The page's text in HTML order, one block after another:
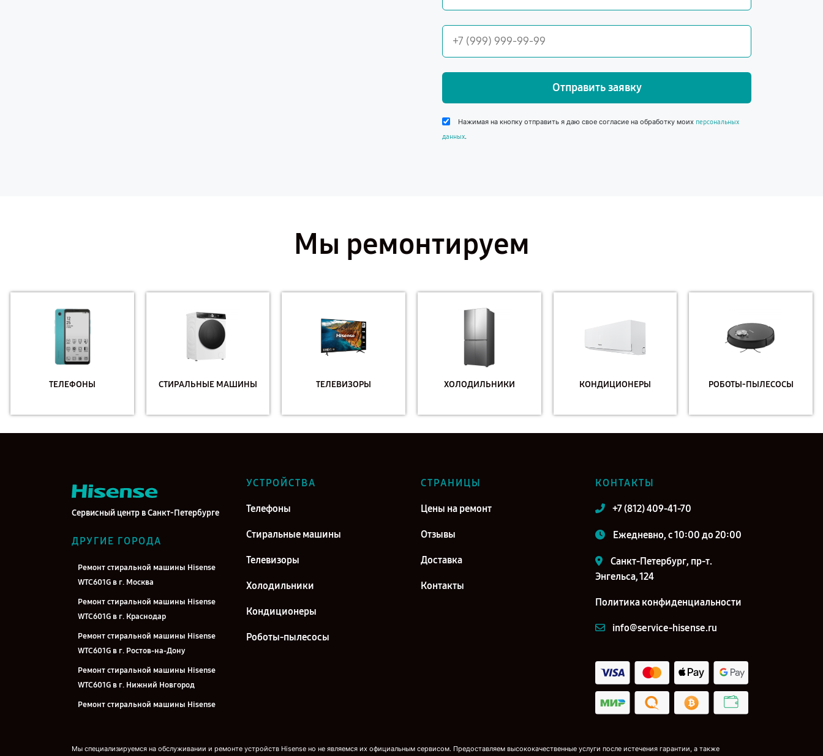
Отправить заявку
Нажимая на кнопку отправить я даю свое согласие на обработку моих персональных
данных.
Мы ремонтируем
ТЕЛЕФОНЫ СТИРАЛЬНЫЕ МАШИНЫ ТЕЛЕВИЗОРЫ ХОЛОДИЛЬНИКИ КОНДИЦИОНЕРЫ РОБОТЫ-ПЫЛЕСОСЫ
Сервисный центр в Санкт-Петербурге
ДРУГИЕ ГОРОДА
Ремонт стиральной машины Hisense
WTC601G в г. Москва
Ремонт стиральной машины Hisense
WTC601G в г. Краснодар
Ремонт стиральной машины Hisense
WTC601G в г. Ростов-на-Дону
Ремонт стиральной машины Hisense
WTC601G в г. Нижний Новгород
Ремонт стиральной машины Hisense
WTC601G в г. Челябинск
УСТРОЙСТВА
Телефоны
Стиральные машины
Телевизоры
Холодильники
Кондиционеры
Роботы-пылесосы
СТРАНИЦЫ
Цены на ремонт
Отзывы
Доставка
Контакты
КОНТАКТЫ
+7 (812) 409-41-70
Ежедневно, с 10:00 до 20:00
Санкт-Петербург, пр-т.
Энгельса, 124
Политика конфиденциальности
info@service-hisense.ru
Мы специализируемся на обслуживании и ремонте устройств Hisense но не являемся их официальным сервисом. Предоставляем высококачественные услуги после истечения гарантии, а также